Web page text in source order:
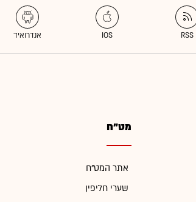
מט"ח
אתר המט"ח
שערי חליפין